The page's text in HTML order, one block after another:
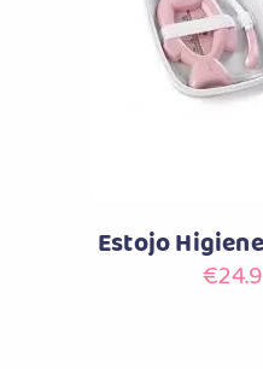
Estojo
€